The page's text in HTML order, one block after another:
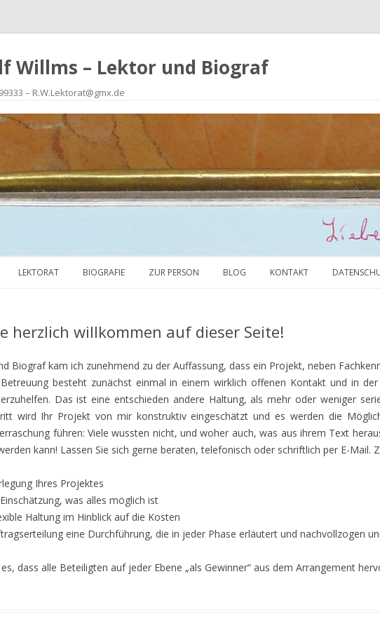
Willms – Lektor und Biograf
– R.W.Lektorat@gmx.de
LEKTORAT BIOGRAFIE ZUR PERSON BLOG KONTAKT
herzlich willkommen auf dieser Seite!
Biograf kam ich zunehmend zu der Auffassung, dass ein Projekt, neben
besteht zunächst einmal in einem wirklich offenen Kontakt und in
Das ist eine entschieden andere Haltung, als mehr oder weniger
wird Ihr Projekt von mir konstruktiv eingeschätzt und es werden die
führen: Viele wussten nicht, und woher auch, was aus ihrem Text
kann! Lassen Sie sich gerne beraten, telefonisch oder schriftlich per E-Mail.
Ihres Projektes
was alles möglich ist
Haltung im Hinblick auf die Kosten
eine Durchführung, die in jeder Phase erläutert und nachvollzogen
dass alle Beteiligten auf jeder Ebene „als Gewinner“ aus dem Arrangement